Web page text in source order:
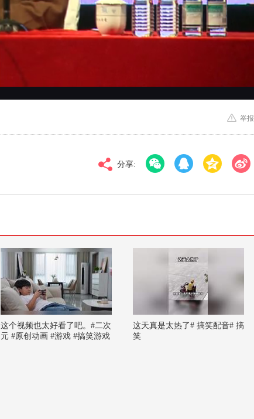
对比度 100
举报
分享:
这个视频也太好看了吧。#二次
元 #原创动画 #游戏 #搞笑游戏
这天真是太热了# 搞笑配音# 搞
笑